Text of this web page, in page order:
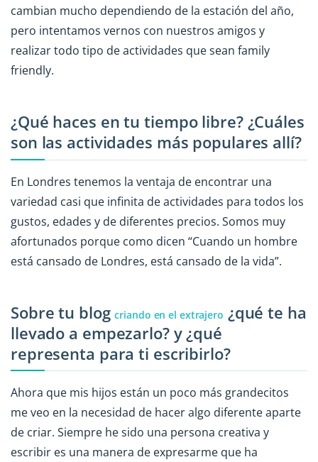
cambian mucho dependiendo de la estación del año,
pero intentamos vernos con nuestros amigos y
realizar todo tipo de actividades que sean family
friendly.
¿Qué haces en tu tiempo libre? ¿Cuáles
son las actividades más populares allí?
En Londres tenemos la ventaja de encontrar una
variedad casi que infinita de actividades para todos los
gustos, edades y de diferentes precios. Somos muy
afortunados porque como dicen “Cuando un hombre
está cansado de Londres, está cansado de la vida”.
Sobre tu blogcriando en el extrajero ¿qué te ha
llevado a empezarlo? y ¿qué
representa para ti escribirlo?
Ahora que mis hijos están un poco más grandecitos
me veo en la necesidad de hacer algo diferente aparte
de criar. Siempre he sido una persona creativa y
escribir es una manera de expresarme que ha